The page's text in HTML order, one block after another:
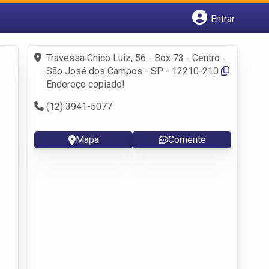
Entrar
Fazer login
Criar conta
Travessa Chico Luiz, 56 - Box 73 - Centro -
São José dos Campos - SP - 12210-210
Endereço copiado!
(12) 3941-5077
Mapa Comente